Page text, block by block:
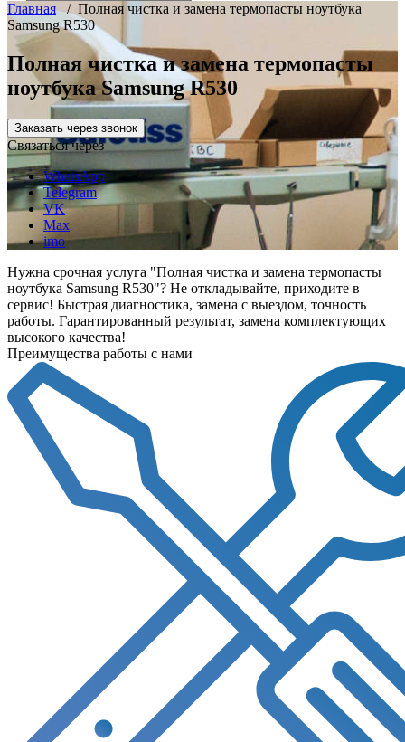
Главная/ Полная чистка и замена термопасты ноутбука
Samsung R530
Полная чистка и замена термопасты
ноутбука Samsung R530
Заказать через звонок
Связаться через
WhatsApp
Telegram
VK
Max
imo
Нужна срочная услуга "Полная чистка и замена термопасты
ноутбука Samsung R530"? Не откладывайте, приходите в
сервис! Быстрая диагностика, замена с выездом, точность
работы. Гарантированный результат, замена комплектующих
высокого качества!
Преимущества работы с нами